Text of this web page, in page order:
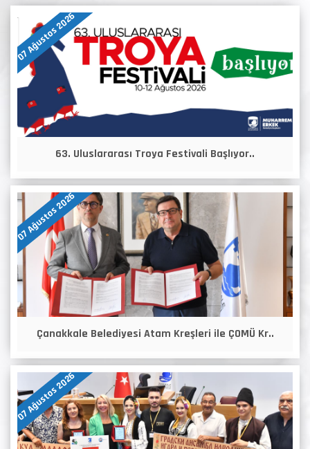
07 Ağustos 2026
63. Uluslararası Troya Festivali Başlıyor..
07 Ağustos 2026
Çanakkale Belediyesi Atam Kreşleri ile ÇOMÜ Kr..
07 Ağustos 2026